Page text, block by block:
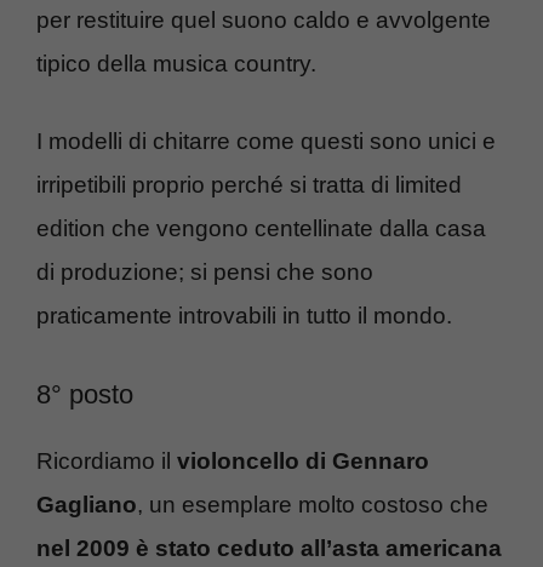
per restituire quel suono caldo e avvolgente
tipico della musica country.
I modelli di chitarre come questi sono unici e
irripetibili proprio perché si tratta di limited
edition che vengono centellinate dalla casa
di produzione; si pensi che sono
praticamente introvabili in tutto il mondo.
8° posto
Ricordiamo il violoncello di Gennaro
Gagliano, un esemplare molto costoso che
nel 2009 è stato ceduto all’asta americana